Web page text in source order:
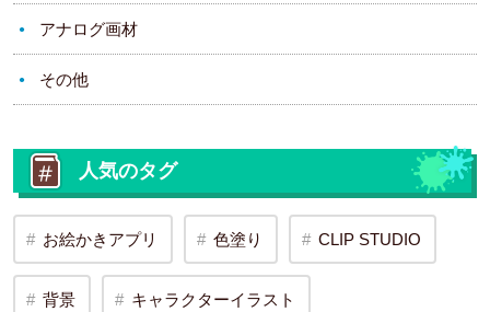
アナログ画材
その他
人気のタグ
お絵かきアプリ 色塗り CLIP STUDIO
背景 キャラクターイラスト